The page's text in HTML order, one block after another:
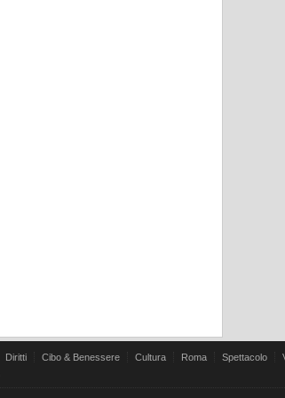
Diritti Cibo & Benessere Cultura Roma Spettacolo